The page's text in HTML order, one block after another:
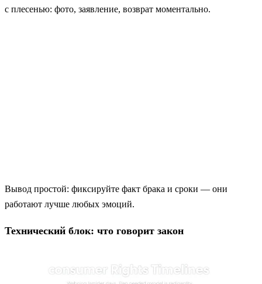
с плесенью: фото, заявление, возврат моментально.
Вывод простой: фиксируйте факт брака и сроки — они
работают лучше любых эмоций.
Технический блок: что говорит закон